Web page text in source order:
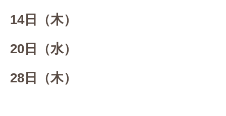
14日（木）
20日（水）
28日（木）